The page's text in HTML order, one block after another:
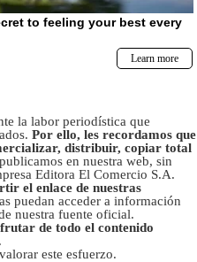
la labor periodística que
Por ello, les recordamos que
distribuir, copiar total
en nuestra web, sin
Editora El Comercio S.A.
el enlace de nuestras
puedan acceder a información
nuestra fuente oficial.
de todo el contenido
este esfuerzo.